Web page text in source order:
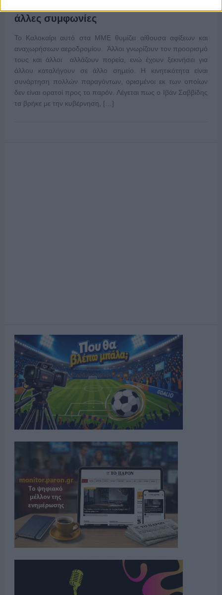
άλλες συμφωνίες
Το Καλοκαίρι αυτό στα ΜΜΕ θυμίζει αίθουσα αφίξεων και
αναχωρήσεων αεροδρομίου. Άλλοι γνωρίζουν τον προορισμό
τους και άλλοι αλλάζουν πορεία, ενώ έχουν ξεκινήσει για
άλλου καταλήγουν σε άλλο σημείο. Η κινητικότητα είναι
συνάρτηση πολλών παραγόντων, ορισμένοι εκ των οποίων
δεν είναι ορατοί προς το παρόν. Λέγεται πως ο Ιβάν Σαββίδης
τα βρήκε με την κυβέρνηση, […]